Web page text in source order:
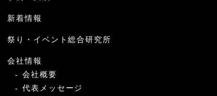
新着情報
祭り・イベント総合研究所
会社情報
会社概要
代表メッセージ